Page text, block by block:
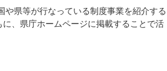
県等が行なっている制度事業を紹介する
、県庁ホームページに掲載することで活